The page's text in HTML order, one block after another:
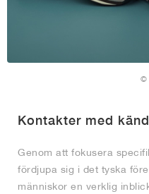
©
Kontakter med
Genom att fokusera
fördjupa sig i det tyska
människor en verklig